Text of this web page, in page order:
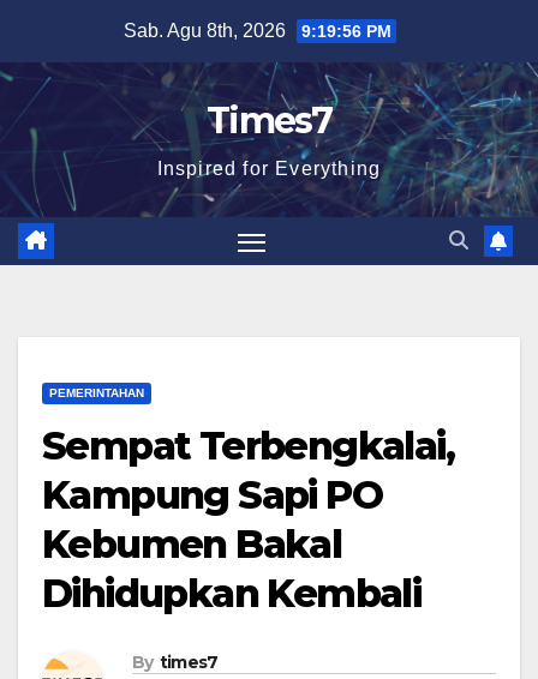
content
Sab. Agu 8th, 2026 9:19:57 PM
Times7
Inspired for Everything
PEMERINTAHAN
Sempat Terbengkalai,
Kampung Sapi PO
Kebumen Bakal
Dihidupkan Kembali
By times7